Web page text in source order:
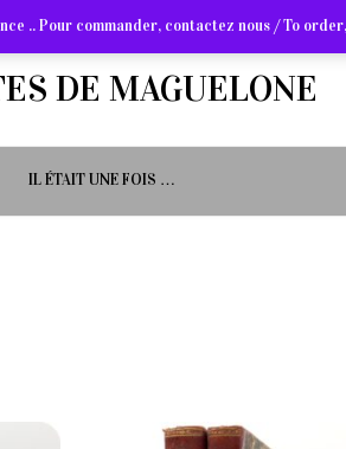
DE MAGUELONE
IL ÉTAIT UNE FOIS …
.. Pour commander, contactez nous / To